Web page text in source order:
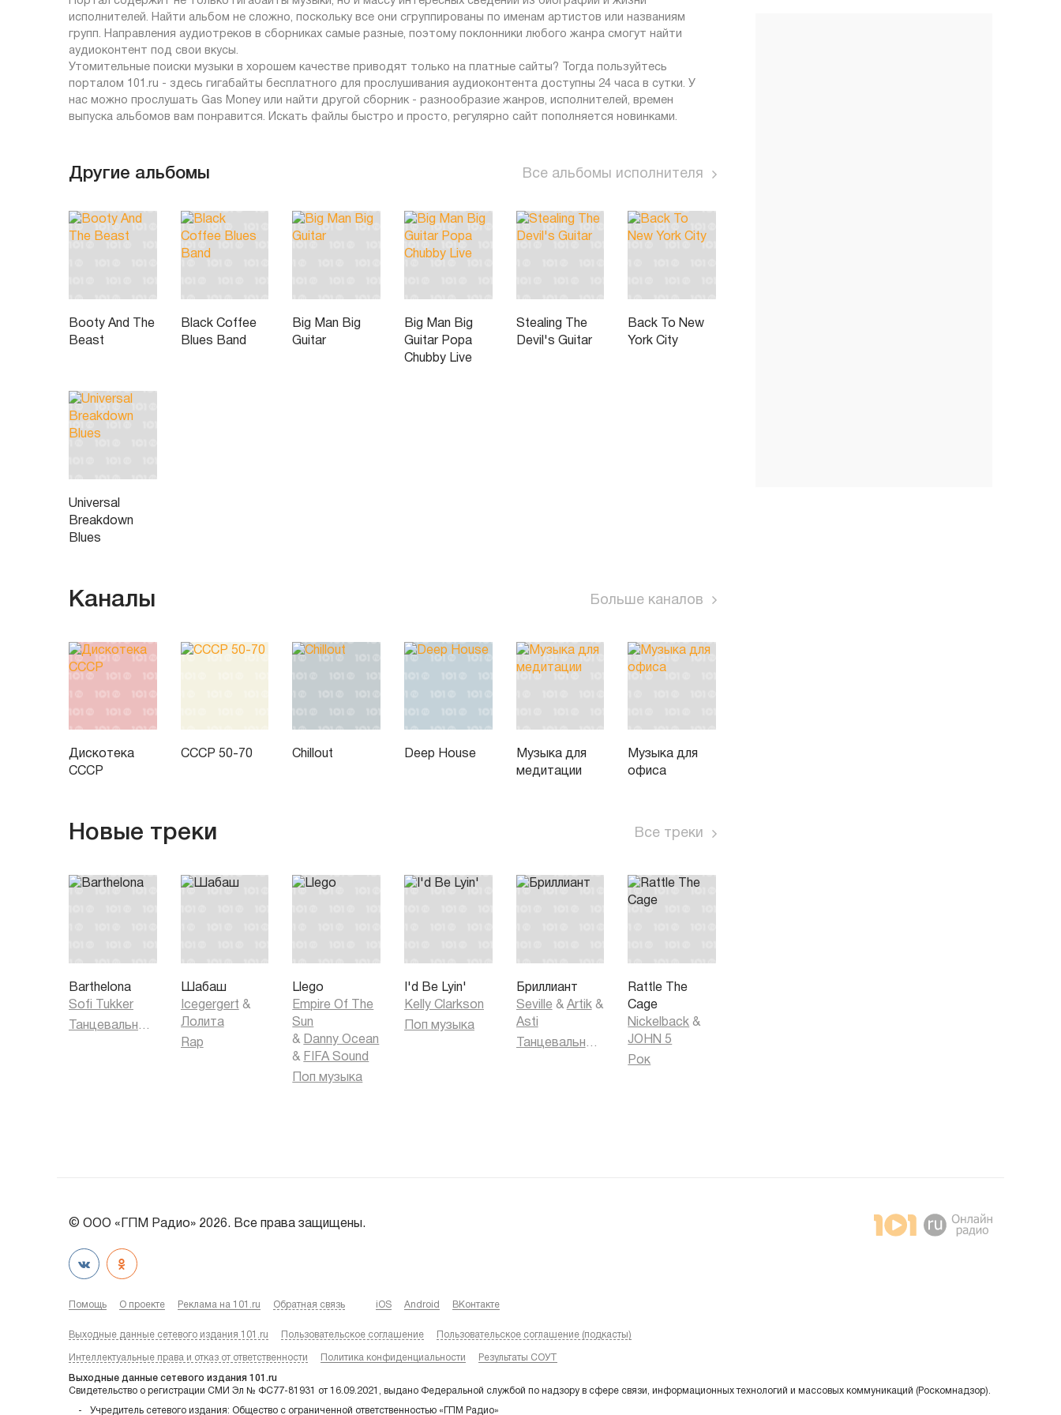
исполнителей. Найти альбом не сложно, поскольку все они сгруппированы по именам артистов или названиям
групп. Направления аудиотреков в сборниках самые разные, поэтому поклонники любого жанра смогут найти
аудиоконтент под свои вкусы.
Утомительные поиски музыки в хорошем качестве приводят только на платные сайты? Тогда пользуйтесь
порталом 101.ru - здесь гигабайты бесплатного для прослушивания аудиоконтента доступны 24 часа в сутки. У
нас можно прослушать Gas Money или найти другой сборник - разнообразие жанров, исполнителей, времен
выпуска альбомов вам понравится. Искать файлы быстро и просто, регулярно сайт пополняется новинками.
Другие альбомы Все альбомы исполнителя
Booty And The
Beast
Black Coffee
Blues Band
Big Man Big
Guitar
Big Man Big
Guitar Popa
Chubby Live
Stealing The
Devil's Guitar
Back To New
York City
Universal
Breakdown
Blues
Каналы Больше каналов
Дискотека
СССР
СССР 50-70 Chillout Deep House
Музыка для
медитации
Музыка для
офиса
Новые треки Все треки
Barthelona
Sofi Tukker
Танцевальная музыка
Шабаш
Icegergert &
Лолита
Rap
Llego
Empire Of The
Sun
&
Danny Ocean
& FIFA Sound
Поп музыка
I'd Be Lyin'
Kelly Clarkson
Поп музыка
Бриллиант
Seville & Artik &
Asti
Танцевальная музыка
Rattle The
Cage
Nickelback &
JOHN 5
Рок
© ООО «ГПМ Радио» 2026. Все права защищены.
Помощь О проекте Реклама на 101.ru Обратная связь iOS Android ВКонтакте
Выходные данные сетевого издания 101.ru Пользовательское соглашение Пользовательское соглашение (подкасты)
Интеллектуальные права и отказ от ответственности Политика конфиденциальности Результаты СОУТ
Выходные данные сетевого издания 101.ru
Свидетельство о регистрации СМИ Эл № ФС77-81931 от 16.09.2021, выдано Федеральной службой по надзору в сфере связи, информационных технологий и массовых коммуникаций (Роскомнадзор).
Учредитель сетевого издания: Общество с ограниченной ответственностью «ГПМ Радио»